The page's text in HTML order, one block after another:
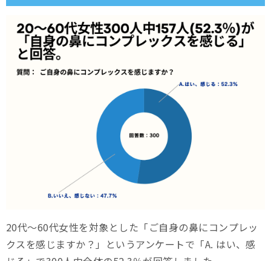
20代～60代女性を対象とした「ご自身の鼻にコンプレッ
クスを感じますか？」というアンケートで「A. はい、感